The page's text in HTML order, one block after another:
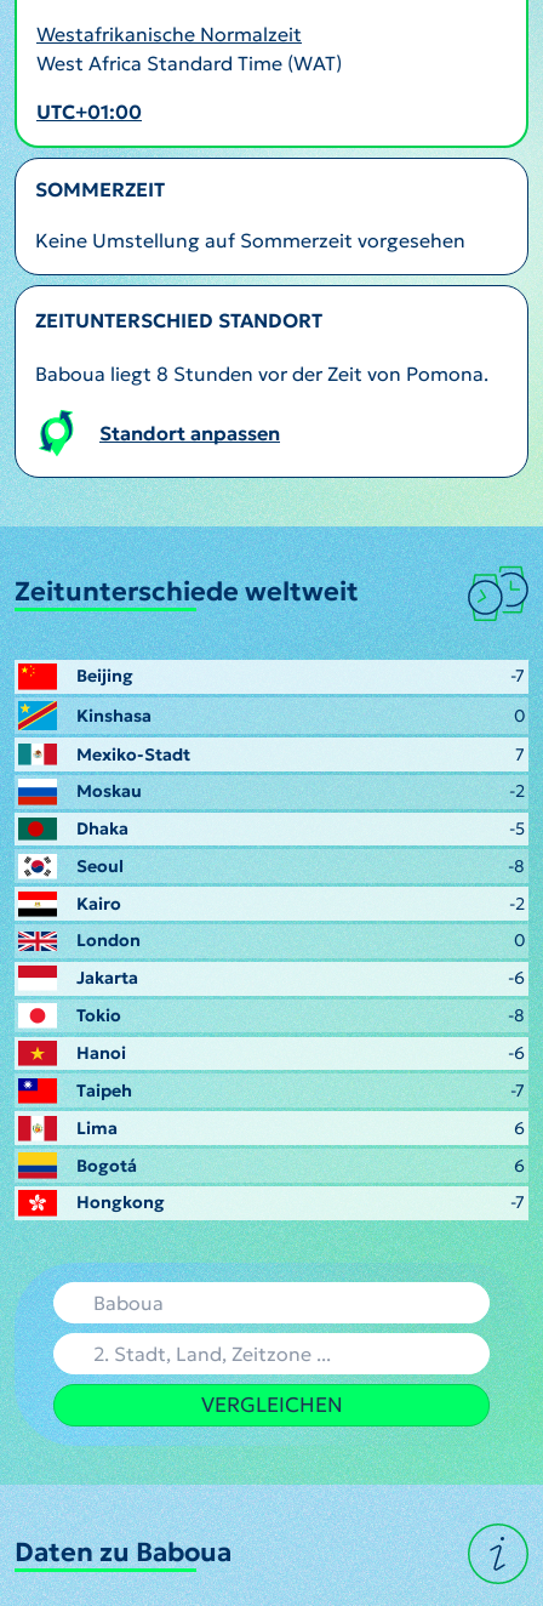
Westafrikanische Normalzeit
West Africa Standard Time (WAT)
UTC+01:00
SOMMERZEIT
Keine Umstellung auf Sommerzeit vorgesehen
ZEITUNTERSCHIED STANDORT
Baboua liegt 8 Stunden vor der Zeit von Pomona.
Standort anpassen
Zeitunterschiede weltweit
Beijing
-7
Kinshasa
0
Mexiko-Stadt
7
Moskau
-2
Dhaka
-5
Seoul
-8
Kairo
-2
London
0
Jakarta
-6
Tokio
-8
Hanoi
-6
Taipeh
-7
Lima
6
Bogotá
6
Hongkong
-7
VERGLEICHEN
Daten zu Baboua